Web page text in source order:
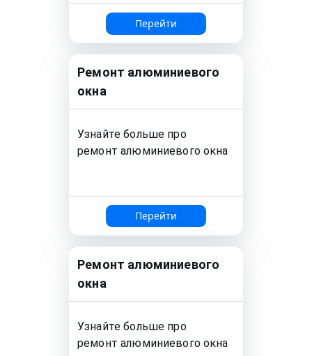
Перейти
Ремонт алюминиевого
окна
Узнайте больше про
ремонталюминиевого окна
Перейти
Ремонт алюминиевого
окна
Узнайте больше про
ремонталюминиевого окна